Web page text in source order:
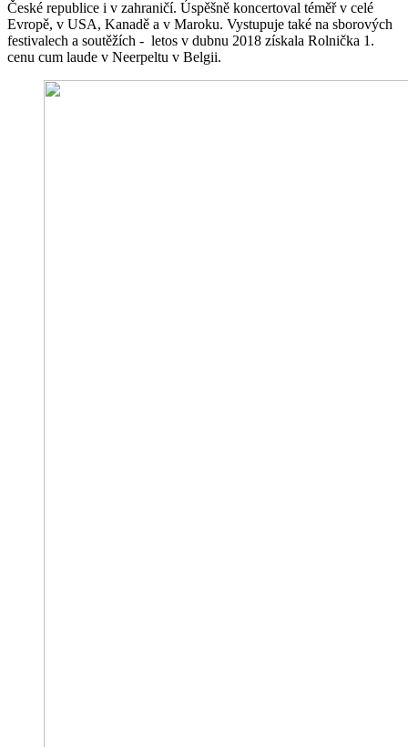
České republice i v zahraničí. Úspěšně koncertoval téměř v celé
Evropě, v USA, Kanadě a v Maroku. Vystupuje také na sborových
festivalech a soutěžích - letos v dubnu 2018 získala Rolnička 1.
cenu cum laude v Neerpeltu v Belgii.